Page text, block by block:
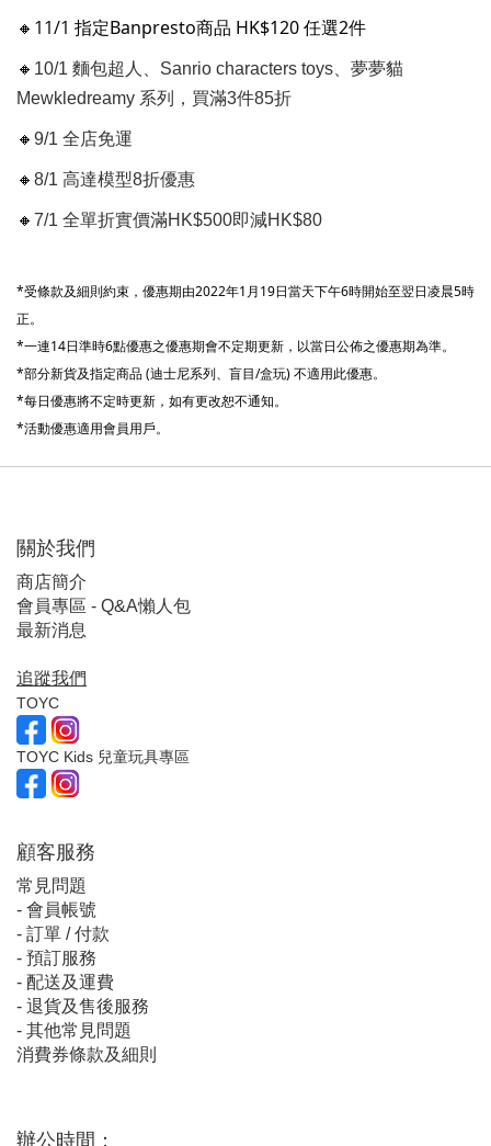
🔸 11/1 指定Banpresto商品 HK$120 任選2件
🔸 10/1 麵包超人、Sanrio characters toys、夢夢貓
Mewkledreamy 系列，買滿3件85折
🔸 9/1 全店免運
🔸 8/1 高達模型8折優惠
🔸 7/1 全單折實價滿HK$500即減HK$80
*受條款及細則約束，優惠期由2022年1月19日當天下午6時開始至翌日凌晨5時
正。
*一連14日準時6點優惠之優惠期會不定期更新，以當日公佈之優惠期為準。
*部分新貨及指定商品 (迪士尼系列、盲目/盒玩)不適用此優惠。
*每日優惠將不定時更新，如有更改恕不通知。
*活動優惠適用會員用戶。
關於我們
商店簡介
會員專區 - Q&A懶人包
最新消息
追蹤我們
TOYC
TOYC Kids 兒童玩具專區
顧客服務
常見問題
- 會員帳號
- 訂單 / 付款
- 預訂服務
- 配送及運費
- 退貨及售後服務
- 其他常見問題
消費券條款及細則
辦公時間：